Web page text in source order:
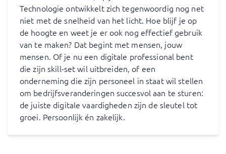
Technologie ontwikkelt zich tegenwoordig nog net
niet met de snelheid van het licht. Hoe blijf je op
de hoogte en weet je er ook nog effectief gebruik
van te maken? Dat begint met mensen, jouw
mensen. Of je nu een digitale professional bent
die zijn skill-set wil uitbreiden, of een
onderneming die zijn personeel in staat wil stellen
om bedrijfsveranderingen succesvol aan te sturen:
de juiste digitale vaardigheden zijn de sleutel tot
groei. Persoonlijk én zakelijk.